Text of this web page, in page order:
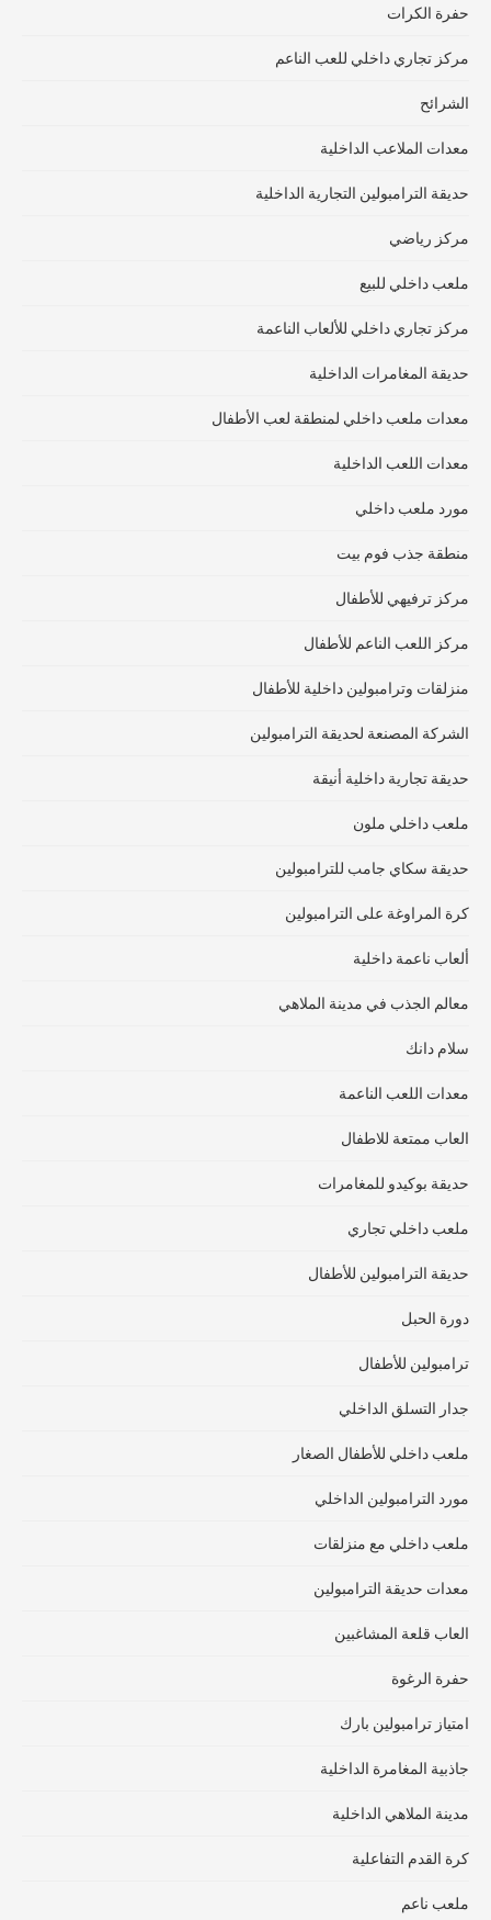
حفرة الكرات
مركز تجاري داخلي للعب الناعم
الشرائح
معدات الملاعب الداخلية
حديقة الترامبولين التجارية الداخلية
مركز رياضي
ملعب داخلي للبيع
مركز تجاري داخلي للألعاب الناعمة
حديقة المغامرات الداخلية
معدات ملعب داخلي لمنطقة لعب الأطفال
معدات اللعب الداخلية
مورد ملعب داخلي
منطقة جذب فوم بيت
مركز ترفيهي للأطفال
مركز اللعب الناعم للأطفال
منزلقات وترامبولين داخلية للأطفال
الشركة المصنعة لحديقة الترامبولين
حديقة تجارية داخلية أنيقة
ملعب داخلي ملون
حديقة سكاي جامب للترامبولين
كرة المراوغة على الترامبولين
ألعاب ناعمة داخلية
معالم الجذب في مدينة الملاهي
سلام دانك
معدات اللعب الناعمة
العاب ممتعة للاطفال
حديقة بوكيدو للمغامرات
ملعب داخلي تجاري
حديقة الترامبولين للأطفال
دورة الحبل
ترامبولين للأطفال
جدار التسلق الداخلي
ملعب داخلي للأطفال الصغار
مورد الترامبولين الداخلي
ملعب داخلي مع منزلقات
معدات حديقة الترامبولين
العاب قلعة المشاغبين
حفرة الرغوة
امتياز ترامبولين بارك
جاذبية المغامرة الداخلية
مدينة الملاهي الداخلية
كرة القدم التفاعلية
ملعب ناعم